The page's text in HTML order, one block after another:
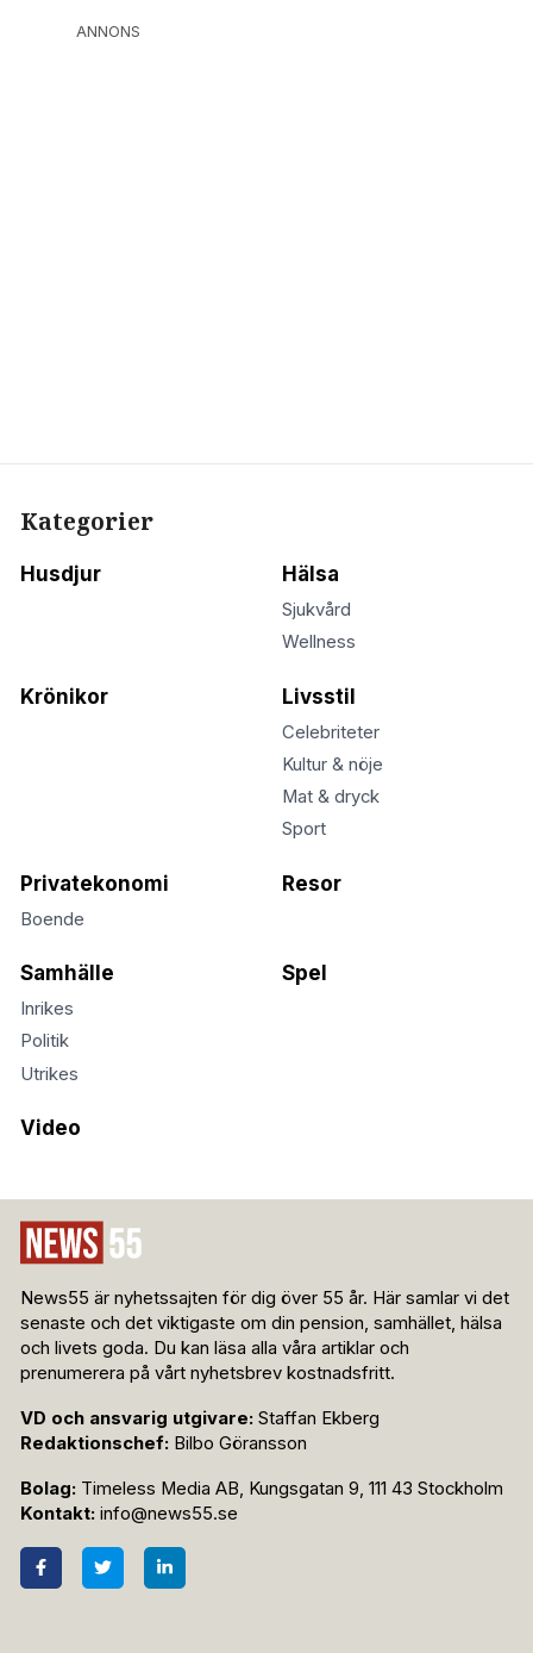
ANNONS
Kategorier
Husdjur Hälsa
Sjukvård
Wellness
Krönikor Livsstil
Celebriteter
Kultur & nöje
Mat & dryck
Sport
Privatekonomi
Boende
Resor
Samhälle
Inrikes
Politik
Utrikes
Spel
Video
News55 är nyhetssajten för dig över 55 år. Här samlar vi det
senaste och det viktigaste om din pension, samhället, hälsa
och livets goda. Du kan läsa alla våra artiklar och
prenumerera på vårt nyhetsbrev kostnadsfritt.
VD och ansvarig utgivare: Staffan Ekberg
Redaktionschef: Bilbo Göransson
Bolag: Timeless Media AB, Kungsgatan 9, 111 43 Stockholm
Kontakt: info@news55.se